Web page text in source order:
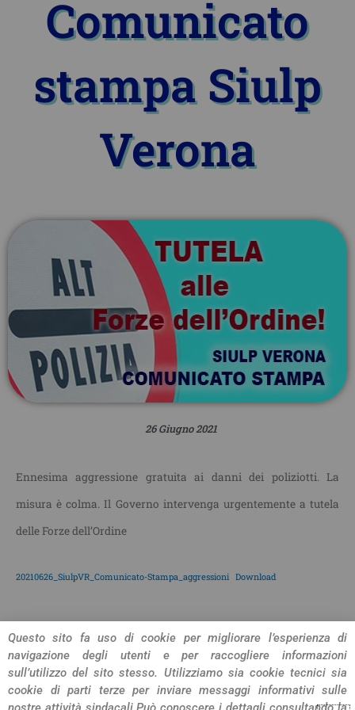
Comunicato
stampa Siulp
Verona
26 Giugno 2021
Ennesima aggressione gratuita ai danni dei poliziotti. La
misura è colma. Il Governo intervenga urgentemente a tutela
delle Forze dell’Ordine
20210626_SiulpVR_Comunicato-Stampa_aggressioni Download
CONDIVIDI L'ARTICOLO
Questo sito fa uso di cookie per migliorare l’esperienza di
navigazione degli utenti e per raccogliere informazioni
sull’utilizzo del sito stesso. Utilizziamo sia cookie tecnici sia
cookie di parti terze per inviare messaggi informativi sulle